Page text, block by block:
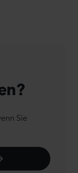
Sie